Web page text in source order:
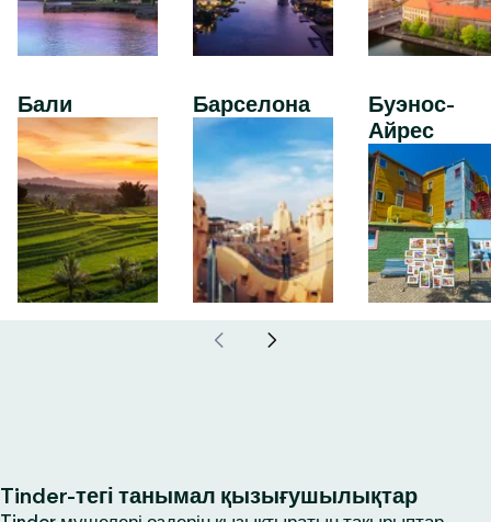
Бали Барселона
Буэнос-
Айрес
Tinder-тегі танымал қызығушылықтар